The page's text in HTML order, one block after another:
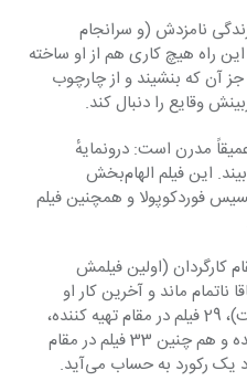
باید زندگی نامزدش (و سرانجام
راه هیچ کاری هم از او ساخته
آن که بنشیند و از چارچوب
وقایع را دنبال کند.
مدرن است: درونمایهٔ
اخلاقی یک تماشاگر و چیزی که می‌بیند. این فیلم الهام‌بخش
فوردکوپولا و همچنین فیلم
او  67 فیلم در مقام کارگردان (اولین فیلمش
نام عدد 13 که اتفاقا ناتمام ماند و آخرین کار او
توطئه خانوادگی محصول 1976 است)، 29 فیلم در مقام تهیه کننده،
22 فیلم در مقام سناریست و نویسنده و هم چنین 33 فیلم در مقام
رکورد به حساب می‌آید.